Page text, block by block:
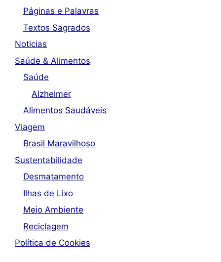
Páginas e Palavras
Textos Sagrados
Noticias
Saúde & Alimentos
Saúde
Alzheimer
Alimentos Saudáveis
Viagem
Brasil Maravilhoso
Sustentabilidade
Desmatamento
Ilhas de Lixo
Meio Ambiente
Reciclagem
Política de Cookies